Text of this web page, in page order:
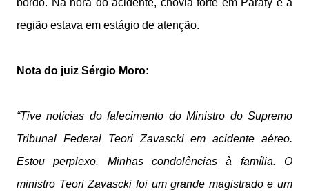
bordo. Na hora do acidente, chovia forte em Paraty e a
região estava em estágio de atenção.
Nota do juiz Sérgio Moro:
“Tive notícias do falecimento do Ministro do Supremo
Tribunal Federal Teori Zavascki em acidente aéreo.
Estou perplexo. Minhas condolências à família. O
ministro Teori Zavascki foi um grande magistrado e um